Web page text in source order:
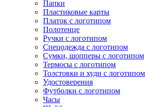
Папки
Пластиковые карты
Платок с логотипом
Полотенце
Ручки с логотипом
Спецодежда с логотипом
Сумки, шопперы с логотипом
Термосы с логотипом
Толстовки и худи с логотипом
Удостоверения
Футболки с логотипом
Часы